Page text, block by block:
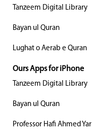
Tanzeem Digital Library
Bayan ul Quran
Lughat o Aerab e Quran
Ours Apps for iPhone
Tanzeem Digital Library
Bayan ul Quran
Professor Hafi Ahmed Yar